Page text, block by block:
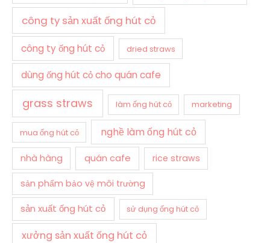
công ty sản xuất ống hút cỏ
công ty ống hút cỏ dried straws
dùng ống hút cỏ cho quán cafe
grass straws làm ống hút cỏ marketing
mua ống hút cỏ nghề làm ống hút cỏ
nhà hàng quán cafe rice straws
sản phẩm bảo vệ môi trường
sản xuất ống hút cỏ sử dụng ống hút cỏ
xưởng sản xuất ống hút cỏ